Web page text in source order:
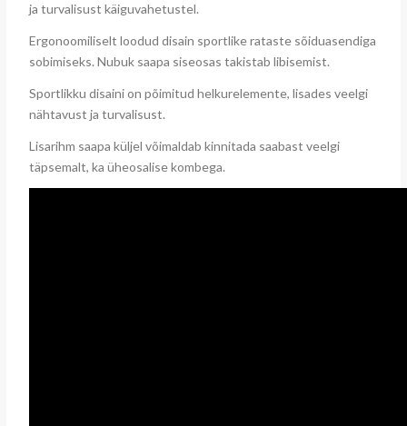
ja turvalisust käiguvahetustel.
Ergonoomiliselt loodud disain sportlike rataste sõiduasendiga
sobimiseks. Nubuk saapa siseosas takistab libisemist.
Sportlikku disaini on põimitud helkurelemente, lisades veelgi
nähtavust ja turvalisust.
Lisarihm saapa küljel võimaldab kinnitada saabast veelgi
täpsemalt, ka üheosalise kombega.